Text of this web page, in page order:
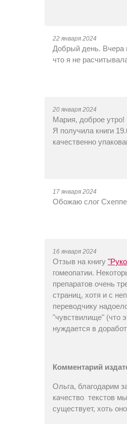
22 января 2024
Добрый день. Вчера
что я не
20 января 2024
Мария, доброе утро!
Я получила книги
качественно
17 января 2024
Обожаю слог
16 января 2024
Отзыв на книгу
гомеопатии.
препаратов очень
страниц, хотя и с
переводчику
"чувствилище" (что
нуждается в
Комментарий
Ольга, благодарим
качество текстов
существует, хоть